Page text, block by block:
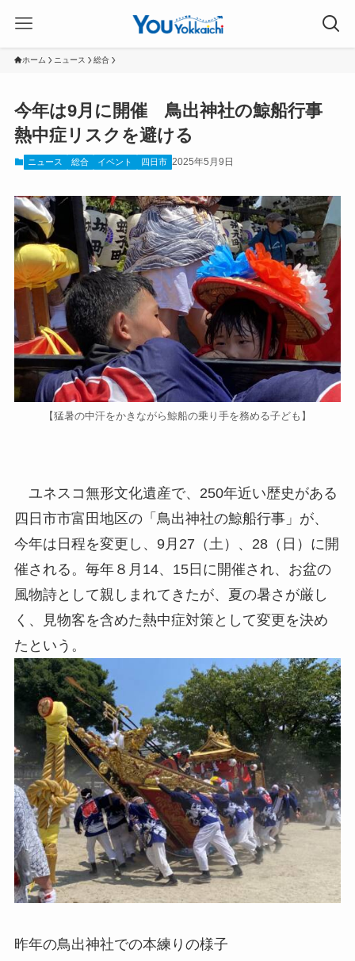
ホーム ニュース 総合
今年は9月に開催 鳥出神社の鯨船行事
熱中症リスクを避ける
ニュース 総合 イベント 四日市 2025年5月9日
【猛暑の中汗をかきながら鯨船の乗り手を務める子ども】
ユネスコ無形文化遺産で、250年近い歴史がある
四日市市富田地区の「鳥出神社の鯨船行事」が、
今年は日程を変更し、9月27（土）、28（日）に開
催される。毎年８月14、15日に開催され、お盆の
風物詩として親しまれてきたが、夏の暑さが厳し
く、見物客を含めた熱中症対策として変更を決め
たという。
昨年の鳥出神社での本練りの様子